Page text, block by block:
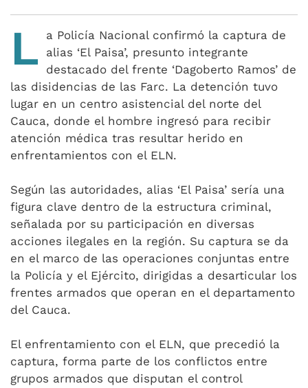
L
a Policía Nacional confirmó la captura de
alias ‘El Paisa’, presunto integrante
destacado del frente ‘Dagoberto Ramos’ de
las disidencias de las Farc. La detención tuvo
lugar en un centro asistencial del norte del
Cauca, donde el hombre ingresó para recibir
atención médica tras resultar herido en
enfrentamientos con el ELN.
Según las autoridades, alias ‘El Paisa’ sería una
figura clave dentro de la estructura criminal,
señalada por su participación en diversas
acciones ilegales en la región. Su captura se da
en el marco de las operaciones conjuntas entre
la Policía y el Ejército, dirigidas a desarticular los
frentes armados que operan en el departamento
del Cauca.
El enfrentamiento con el ELN, que precedió la
captura, forma parte de los conflictos entre
grupos armados que disputan el control